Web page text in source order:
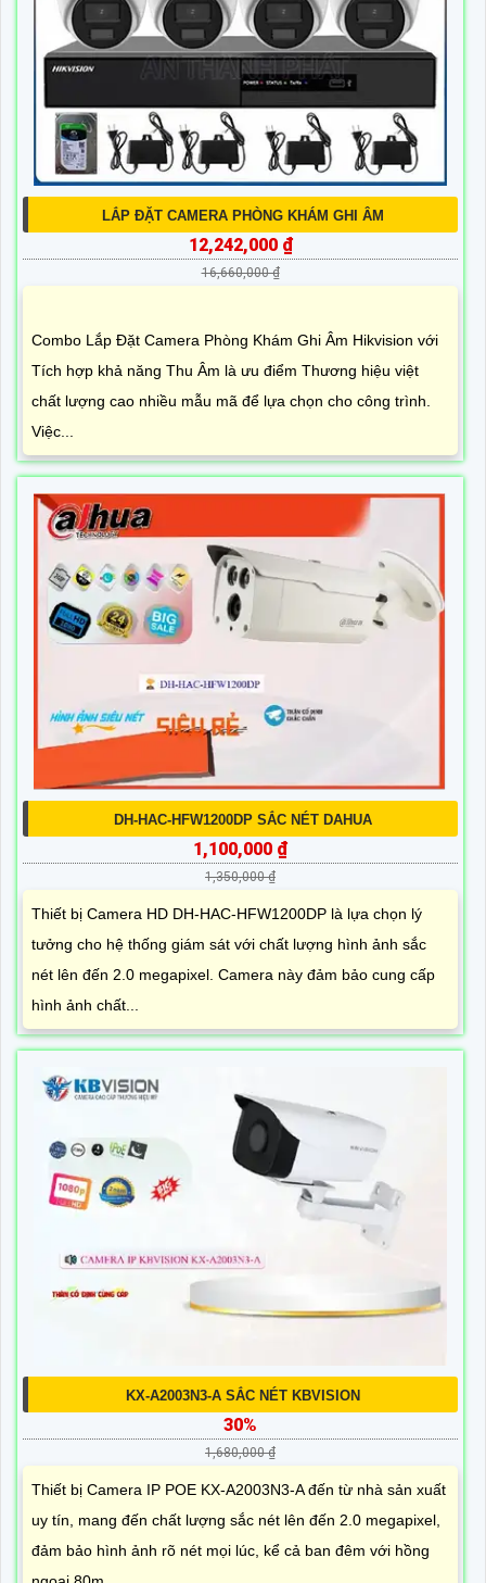
LẮP ĐẶT CAMERA PHÒNG KHÁM GHI ÂM
12,242,000 ₫
16,660,000 ₫
Combo Lắp Đặt Camera Phòng Khám Ghi Âm Hikvision với
Tích hợp khả năng Thu Âm là ưu điểm Thương hiệu việt
chất lượng cao nhiều mẫu mã để lựa chọn cho công trình.
Việc...
DH-HAC-HFW1200DP SẮC NÉT DAHUA
1,100,000 ₫
1,350,000 ₫
Thiết bị Camera HD DH-HAC-HFW1200DP là lựa chọn lý
tưởng cho hệ thống giám sát với chất lượng hình ảnh sắc
nét lên đến 2.0 megapixel. Camera này đảm bảo cung cấp
hình ảnh chất...
KX-A2003N3-A SẮC NÉT KBVISION
30%
1,680,000 ₫
Thiết bị Camera IP POE KX-A2003N3-A đến từ nhà sản xuất
uy tín, mang đến chất lượng sắc nét lên đến 2.0 megapixel,
đảm bảo hình ảnh rõ nét mọi lúc, kể cả ban đêm với hồng